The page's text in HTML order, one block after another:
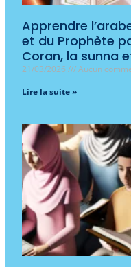
Apprendre
et du Prophète
Coran, la sunna
21/03/2026
Aucun
Lire la suite »